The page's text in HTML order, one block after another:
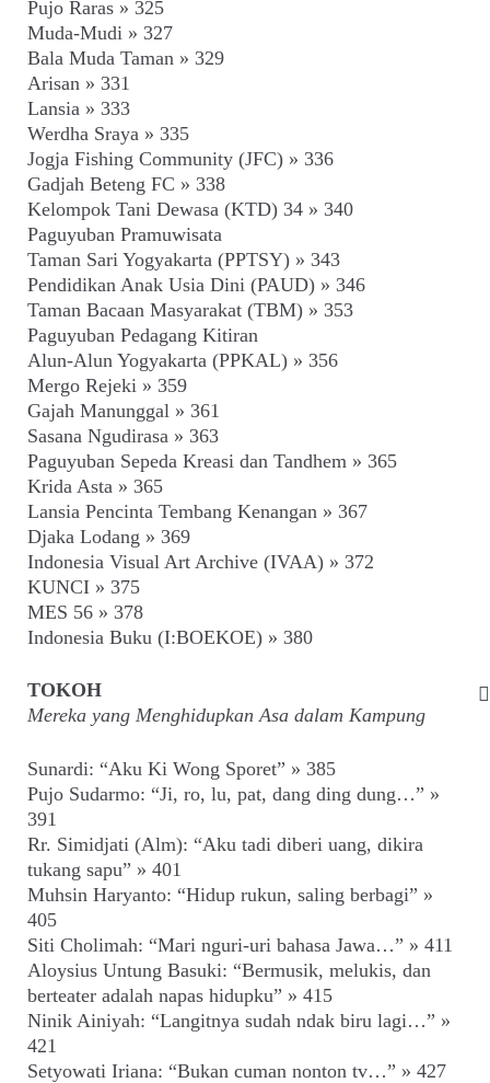
Pujo Raras » 325
Muda-Mudi » 327
Bala Muda Taman » 329
Arisan » 331
Lansia » 333
Werdha Sraya » 335
Jogja Fishing Community (JFC) » 336
Gadjah Beteng FC » 338
Kelompok Tani Dewasa (KTD) 34 » 340
Paguyuban Pramuwisata
Taman Sari Yogyakarta (PPTSY) » 343
Pendidikan Anak Usia Dini (PAUD) » 346
Taman Bacaan Masyarakat (TBM) » 353
Paguyuban Pedagang Kitiran
Alun-Alun Yogyakarta (PPKAL) » 356
Mergo Rejeki » 359
Gajah Manunggal » 361
Sasana Ngudirasa » 363
Paguyuban Sepeda Kreasi dan Tandhem » 365
Krida Asta » 365
Lansia Pencinta Tembang Kenangan » 367
Djaka Lodang » 369
Indonesia Visual Art Archive (IVAA) » 372
KUNCI » 375
MES 56 » 378
Indonesia Buku (I:BOEKOE) » 380
TOKOH
Mereka yang Menghidupkan Asa dalam Kampung
Sunardi: “Aku Ki Wong Sporet” » 385
Pujo Sudarmo: “Ji, ro, lu, pat, dang ding dung…” »
391
Rr. Simidjati (Alm): “Aku tadi diberi uang, dikira
tukang sapu” » 401
Muhsin Haryanto: “Hidup rukun, saling berbagi” »
405
Siti Cholimah: “Mari nguri-uri bahasa Jawa…” » 411
Aloysius Untung Basuki: “Bermusik, melukis, dan
berteater adalah napas hidupku” » 415
Ninik Ainiyah: “Langitnya sudah ndak biru lagi…” »
421
Setyowati Iriana: “Bukan cuman nonton tv…” » 427